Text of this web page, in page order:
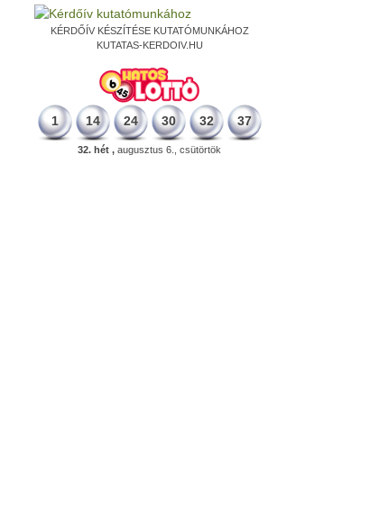
KÉRDŐÍV KÉSZÍTÉSE KUTATÓMUNKÁHOZ
KUTATAS-KERDOIV.HU
1 14 24 30 32 37
32. hét , augusztus 6., csütörtök